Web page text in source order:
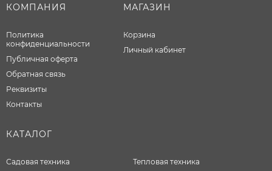
КОМПАНИЯ
Политика
конфиденциальности
Публичная оферта
Обратная связь
Реквизиты
Контакты
МАГАЗИН
Корзина
Личный кабинет
КАТАЛОГ
Садовая техника
Тепловая техника